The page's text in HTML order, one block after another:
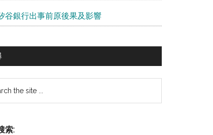
谷銀行出事前原後果及影響
索: